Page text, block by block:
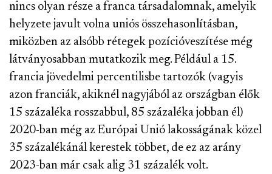
nincs olyan része a franca társadalomnak, amelyik
helyzete javult volna uniós összehasonlításban,
miközben az alsóbb rétegek pozícióveszítése még
látványosabban mutatkozik meg. Például a 15.
francia jövedelmi percentilisbe tartozók (vagyis
azon franciák, akiknél nagyjából az országban élők
15 százaléka rosszabbul, 85 százaléka jobban él)
2020-ban még az Európai Unió lakosságának közel
35 százalékánál kerestek többet, de ez az arány
2023-ban már csak alig 31 százalék volt.